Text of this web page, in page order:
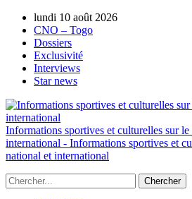
lundi 10 août 2026
CNO – Togo
Dossiers
Exclusivité
Interviews
Star news
Informations sportives et culturelles sur
international - Informations sportives et
national et international
AUTORISATION